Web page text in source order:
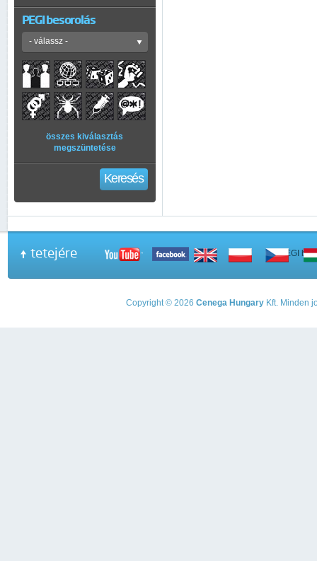
PEGI besorolás
összes kiválasztás
megszüntetése
Keresés
tetejére A PEGI
Copyright © 2026 Cenega Hungary Kft. Minden